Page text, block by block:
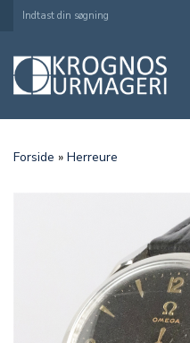
Forside » Herreure